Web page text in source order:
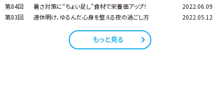
第84回
暑さ対策に“ちょい足し”食材で栄養価アップ！
2022.06.09
第83回
連休明け、ゆるんだ心身を整える夜の過ごし方 2022.05.12
もっと見る